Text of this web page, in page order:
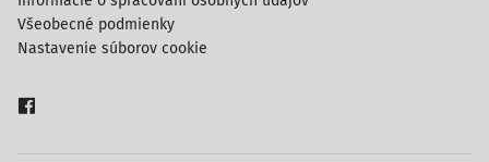
Všeobecné podmienky
Nastavenie súborov cookie